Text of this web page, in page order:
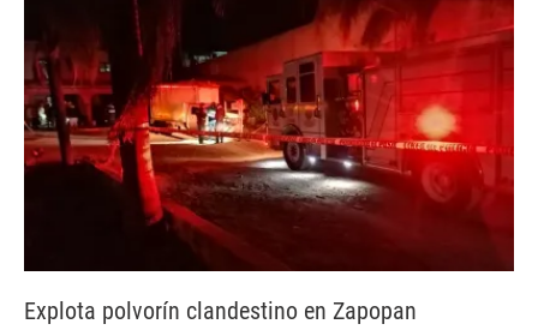
Explota polvorín clandestino en Zapopan